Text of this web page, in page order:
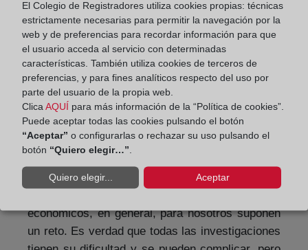
siempre es establecer quién es la persona que
tiene el control real desde la estructura
completa. No es lo mismo el control real que la
titularidad real, pero sí coinciden en gran parte
de las ocasiones. Poder reconstruir la evolución
societaria de una empresa es capital para saber
quién está detrás y quién es el beneficiario final
de esa sociedad.
A continuación, Javier Sánchez-Vicente, capitán
de la Unidad Técnica de Policía Judicial de la
económicos, en general, para nosotros suponen
un reto. Es verdad que todas las investigaciones
El Colegio de Registradores utiliza cookies propias: técnicas
estrictamente necesarias para permitir la navegación por la
web y de preferencias para recordar información para que
el usuario acceda al servicio con determinadas
características. También utiliza cookies de terceros de
preferencias, y para fines analíticos respecto del uso por
parte del usuario de la propia web.
Clica AQUÍ para más información de la “Política de cookies”.
Puede aceptar todas las cookies pulsando el botón
“Aceptar” o configurarlas o rechazar su uso pulsando el
botón “Quiero elegir…”
Quiero elegir... Aceptar